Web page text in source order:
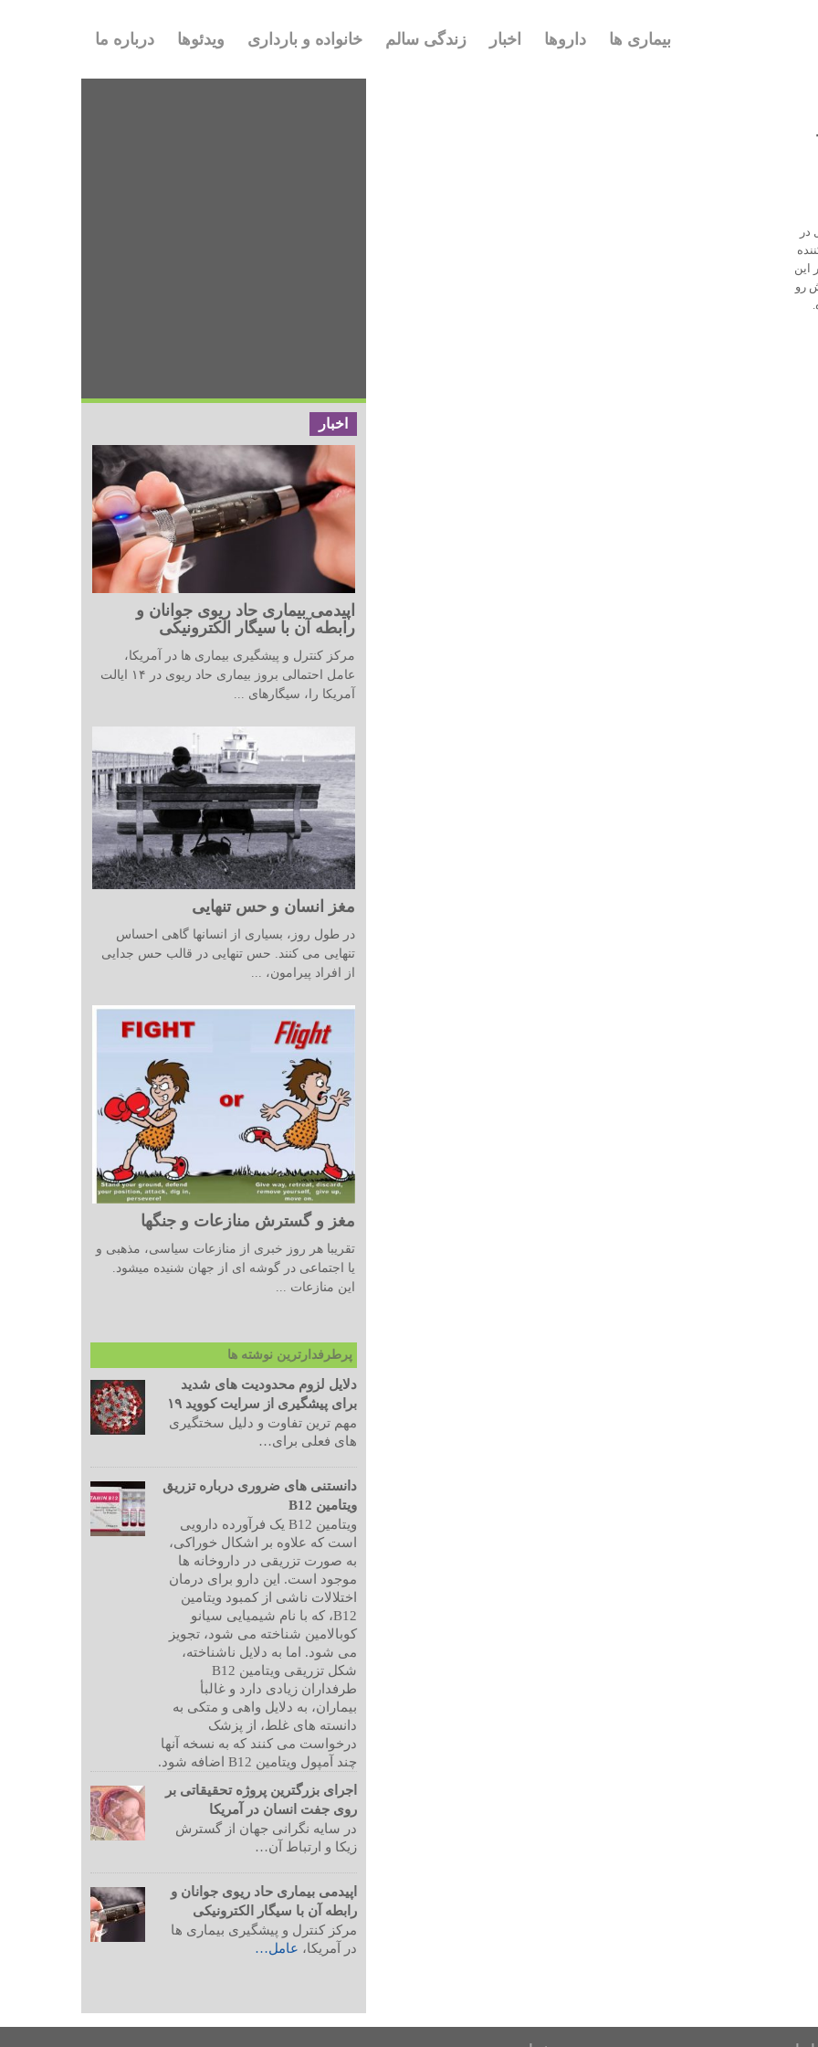
بیماری ها داروها اخبار زندگی سالم خانواده و بارداری ویدئوها درباره ما
کننده
این
اش رو
اخبار
اپیدمی بیماری حاد ریوی جوانان و
رابطه آن با سیگار الکترونیکی
مرکز کنترل و پیشگیری بیماری ها در آمریکا،
عامل احتمالی بروز بیماری حاد ریوی در ۱۴ ایالت
آمریکا را، سیگارهای ...
مغز انسان و حس تنهایی
در طول روز، بسیاری از انسانها گاهی احساس
تنهایی می کنند. حس تنهایی در قالب حس جدایی
از افراد پیرامون، ...
مغز و گسترش منازعات و جنگها
تقریبا هر روز خبری از منازعات سیاسی، مذهبی و
یا اجتماعی در گوشه ای از جهان شنیده میشود.
این منازعات ...
پرطرفدارترین نوشته ها
دلایل لزوم محدودیت های شدید
برای پیشگیری از سرایت کووید ۱۹
مهم ترین تفاوت و دلیل سختگیری
های فعلی برای…
دانستنی های ضروری درباره تزریق
ویتامین B12
ویتامین B12 یک فرآورده دارویی
است که علاوه بر اشکال خوراکی،
به صورت تزریقی در داروخانه ها
موجود است. این دارو برای درمان
اختلالات ناشی از کمبود ویتامین
B12، که با نام شیمیایی سیانو
کوبالامین شناخته می شود، تجویز
می شود. اما به دلایل ناشناخته،
شکل تزریقی ویتامین B12
طرفداران زیادی دارد و غالبأ
بیماران، به دلایل واهی و متکی به
دانسته های غلط، از پزشک
درخواست می کنند که به نسخه آنها
چند آمپول ویتامین B12 اضافه شود.
اجرای بزرگترین پروژه تحقیقاتی بر
روی جفت انسان در آمریکا
در سایه نگرانی جهان از گسترش
زیکا و ارتباط آن…
اپیدمی بیماری حاد ریوی جوانان و
رابطه آن با سیگار الکترونیکی
مرکز کنترل و پیشگیری بیماری ها
در آمریکا، عامل…